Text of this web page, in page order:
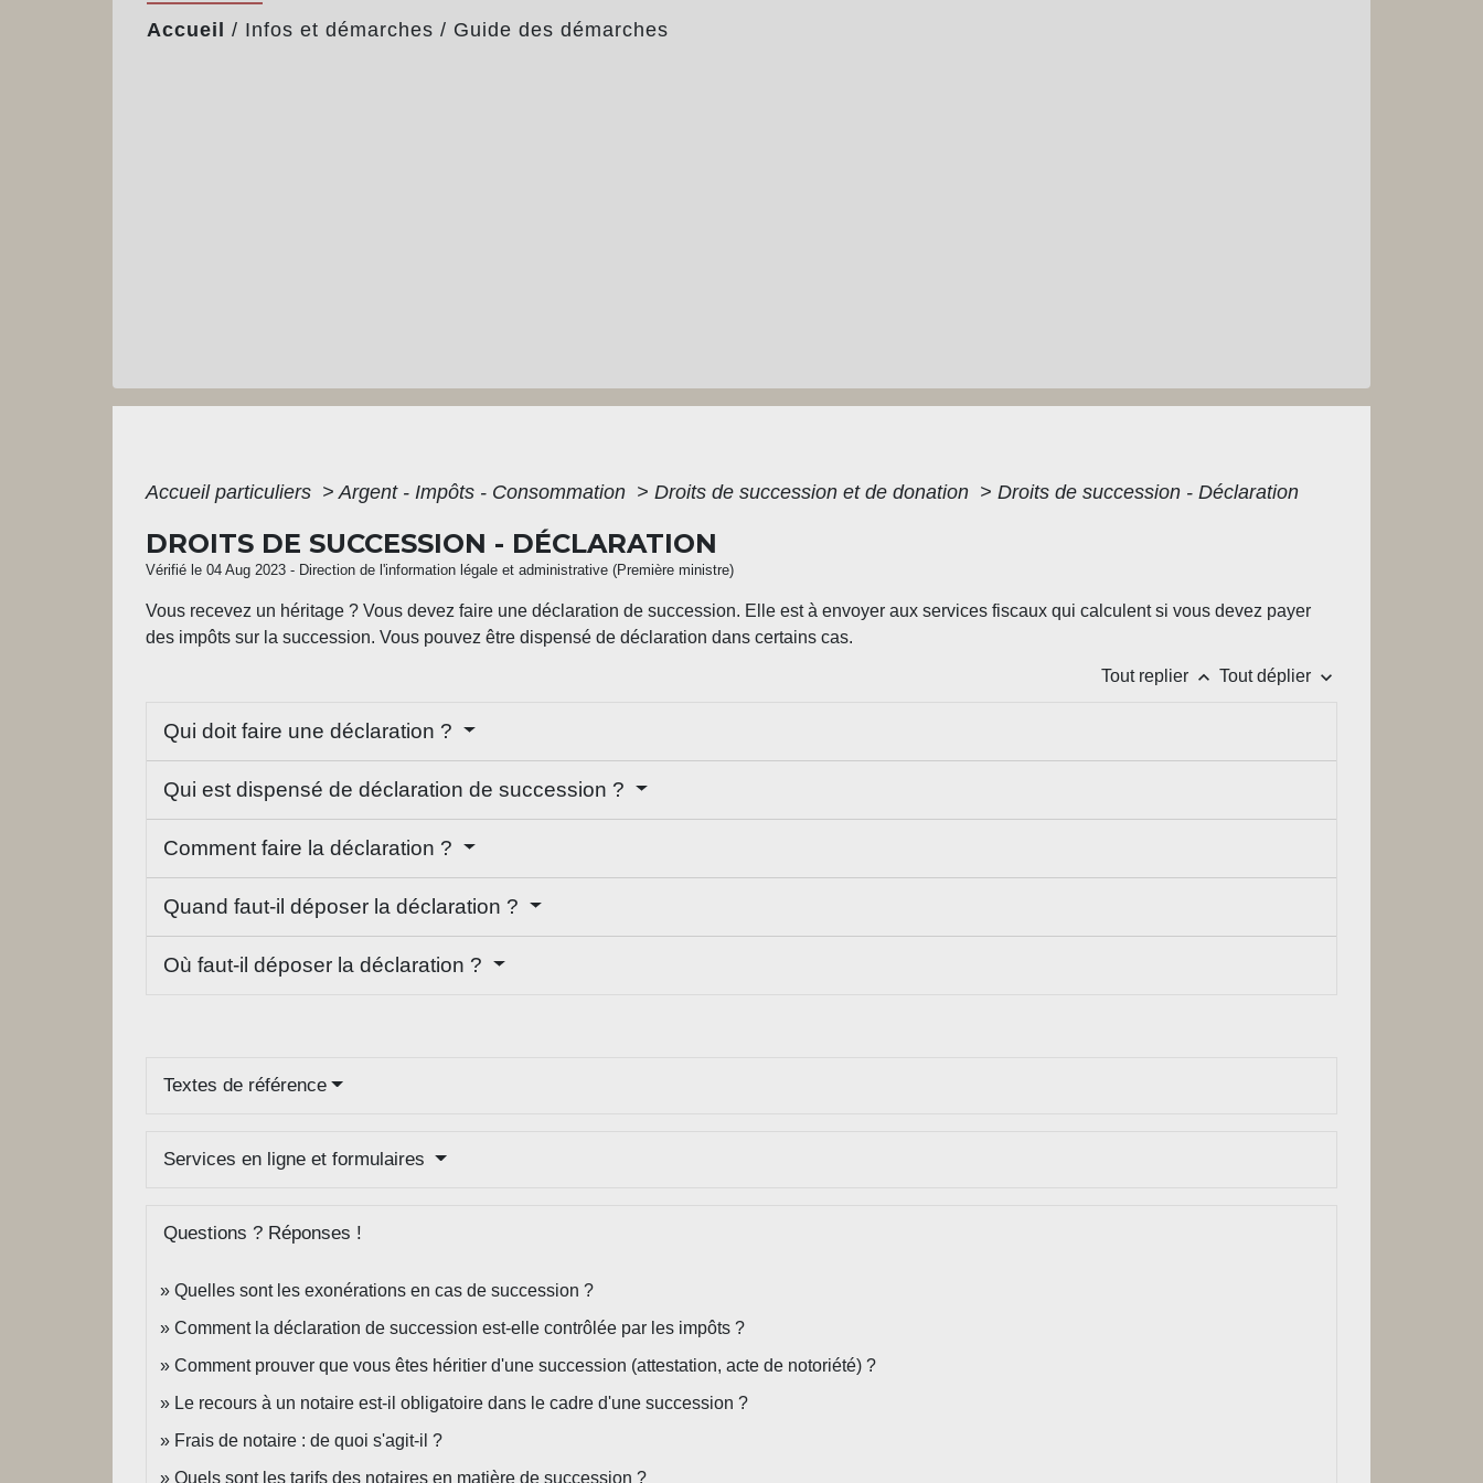
Accueil / Infos et démarches / Guide des démarches
Accueil particuliers > Argent - Impôts - Consommation > Droits de succession et de donation > Droits de succession - Déclaration
DROITS DE SUCCESSION - DÉCLARATION
Vérifié le 04 Aug 2023 - Direction de l'information légale et administrative (Première ministre)
Vous recevez un héritage ? Vous devez faire une déclaration de succession. Elle est à envoyer aux services fiscaux qui calculent si vous devez payer
des impôts sur la succession. Vous pouvez être dispensé de déclaration dans certains cas.
Tout replier keyboard_arrow_up Tout déplier keyboard_arrow_down
Qui doit faire une déclaration ?
Qui est dispensé de déclaration de succession ?
Comment faire la déclaration ?
Quand faut-il déposer la déclaration ?
Où faut-il déposer la déclaration ?
Textes de référence
Services en ligne et formulaires
Questions ? Réponses !
Quelles sont les exonérations en cas de succession ?
Comment la déclaration de succession est-elle contrôlée par les impôts ?
Comment prouver que vous êtes héritier d'une succession (attestation, acte de notoriété) ?
Le recours à un notaire est-il obligatoire dans le cadre d'une succession ?
Frais de notaire : de quoi s'agit-il ?
Quels sont les tarifs des notaires en matière de succession ?